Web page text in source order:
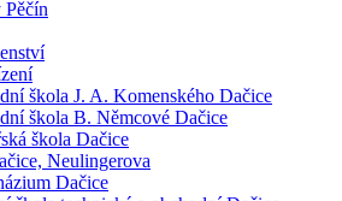
škola J. A. Komenského Dačice
škola B. Němcové Dačice
škola Dačice
Neulingerova
Dačice